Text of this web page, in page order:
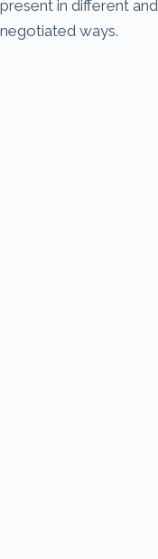
present in different and
negotiated ways.